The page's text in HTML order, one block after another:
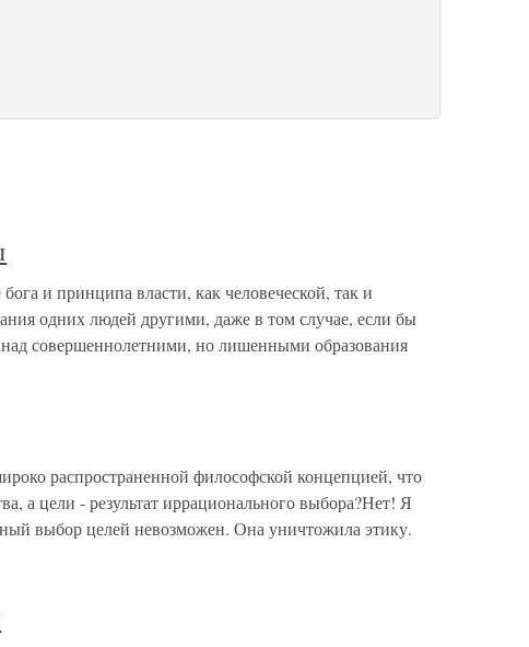
и принципа власти, как человеческой, так и
одних людей другими, даже в том случае, если бы
над совершеннолетними, но лишенными образования
распространенной философской концепцией, что
а цели - результат иррационального выбора?Нет! Я
выбор целей невозможен. Она уничтожила этику.